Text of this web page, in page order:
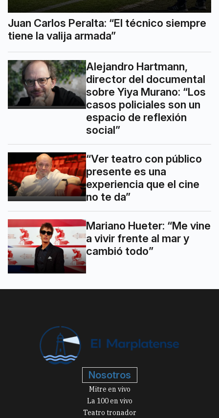
Juan Carlos Peralta: “El técnico siempre
tiene la valija armada”
Alejandro Hartmann,
director del documental
sobre Yiya Murano: “Los
casos policiales son un
espacio de reflexión
social”
“Ver teatro con público
presente es una
experiencia que el cine
no te da”
Mariano Hueter: “Me vine
a vivir frente al mar y
cambió todo”
Nosotros
Mitre en vivo
La 100 en vivo
Teatro tronador